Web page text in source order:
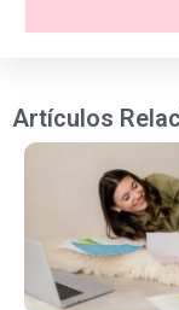
Artículos